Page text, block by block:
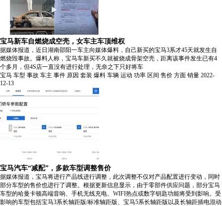
宝马新车自燃烧成空壳，女车主车顶维权
据媒体报道，近日湖南邵阳一车主向媒体爆料，自己新买的宝马3系才45天就发生自
燃烧毁事故。爆料人称，宝马车新买不久就被烧成骨架空壳，距离该事件发生已有4
个多月，但4S店一直没有进行处理，无奈之下只好将车
宝马 车型 事故 车主 事件 原因 套装 爆料 车辆 运动 功率 区间 售价 方面 销量 2022-
12-13
宝马汽车“减配”，多款车型调整售价
据媒体报道，宝马将进行产品线进行调整，此次调整不仅对产品配置进行变动，同时
部分车型的售价也进行了调整。根据更新信息显示，由于零部件供应问题，部分宝马
车型的哈曼卡顿高端音响、手机无线充电、WIFI热点或数字钥匙功能将受到影响。受
影响的车型包括宝马3系长轴距版/标准轴距版、宝马5系长轴距版以及长轴距插电混动